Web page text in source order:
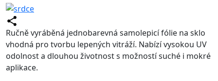
Ručně vyráběná jednobarevná samolepicí fólie na sklo
vhodná pro tvorbu lepených vitráží. Nabízí vysokou UV
odolnost a dlouhou životnost s možností suché i mokré
aplikace.